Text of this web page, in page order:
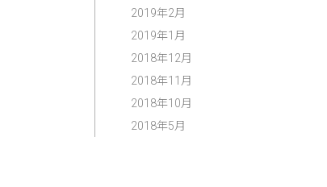
2019年2月
2019年1月
2018年12月
2018年11月
2018年10月
2018年5月